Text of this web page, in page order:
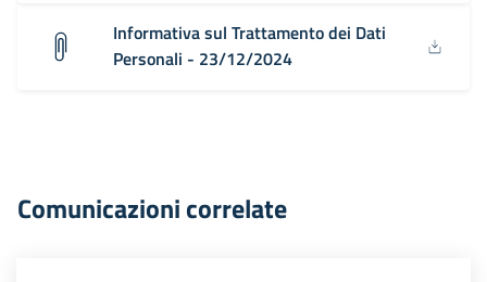
Informativa sul Trattamento dei Dati
Personali - 23/12/2024
Comunicazioni correlate